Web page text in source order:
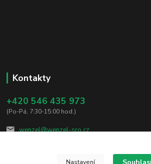
Kontakty
+420 546 435 973
(Po-Pá, 7:30-15:00 hod.)
wenzel@wenzel-sro.cz
Nastavení